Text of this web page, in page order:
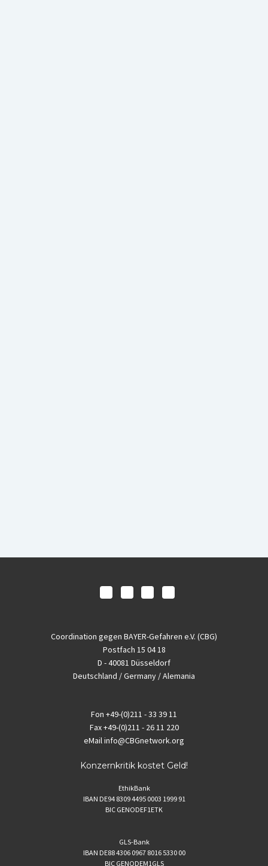
Coordination gegen BAYER-Gefahren e.V. (CBG)
Postfach 15 04 18
D - 40081 Düsseldorf
Deutschland / Germany / Alemania
Fon +49-(0)211 - 33 39 11
Fax+49-(0)211 - 26 11 220
eMailinfo@CBGnetwork.org
Konzernkritik kostet Geld!
EthikBank
IBAN DE94 8309 4495 0003 1999 91
BIC GENODEF1ETK
GLS-Bank
IBAN DE88 4306 0967 8016 5330 00
BIC GENODEM1GLS